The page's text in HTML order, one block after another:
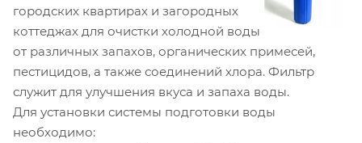
городских квартирах и загородных
коттеджах для очистки холодной воды
от различных запахов, органических примесей,
пестицидов, а также соединений хлора. Фильтр
служит для улучшения вкуса и запаха воды.
Для установки системы подготовки воды
необходимо: